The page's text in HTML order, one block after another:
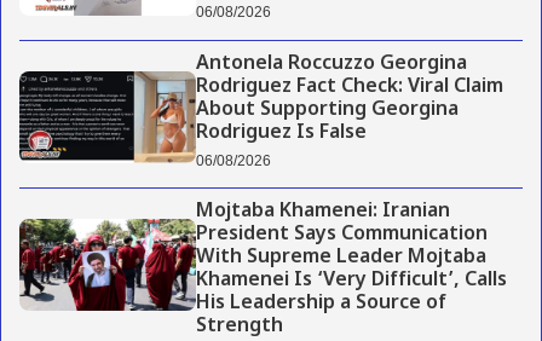
06/08/2026
Antonela Roccuzzo Georgina
Rodriguez Fact Check: Viral Claim
About Supporting Georgina
Rodriguez Is False
06/08/2026
Mojtaba Khamenei: Iranian
President Says Communication
With Supreme Leader Mojtaba
Khamenei Is ‘Very Difficult’, Calls
His Leadership a Source of
Strength